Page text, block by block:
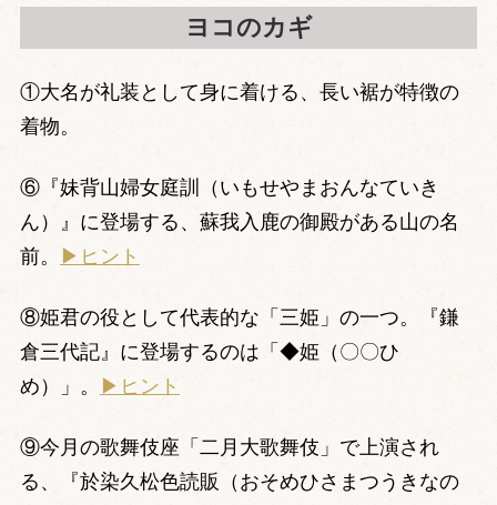
ヨコのカギ
①大名が礼装として身に着ける、長い裾が特徴の
着物。
⑥『妹背山婦女庭訓（いもせやまおんなていき
ん）』に登場する、蘇我入鹿の御殿がある山の名
前。
▶ヒント
⑧姫君の役として代表的な「三姫」の一つ。『鎌
倉三代記』に登場するのは「◆姫（〇〇ひ
め）」。
▶ヒント
⑨今月の歌舞伎座「二月大歌舞伎」で上演され
る、『於染久松色読販（おそめひさまつうきなの